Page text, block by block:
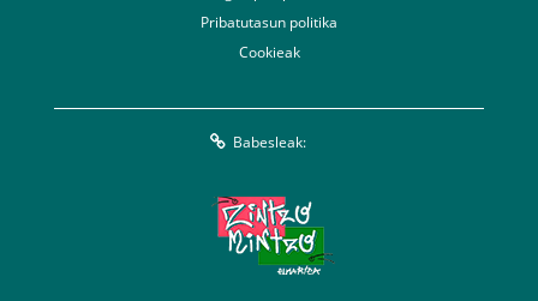
Pribatutasun politika
Cookieak
Babesleak: